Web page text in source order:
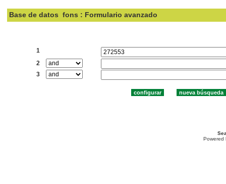
Base de datos fons : Formulario avanzado
1
2
3